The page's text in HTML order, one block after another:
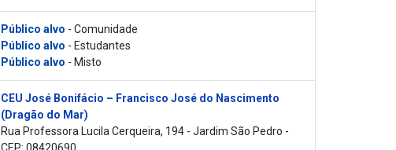
Público alvo - Comunidade
Público alvo - Estudantes
Público alvo - Misto
CEU José Bonifácio – Francisco José do Nascimento
(Dragão do Mar)
Rua Professora Lucila Cerqueira, 194 - Jardim São Pedro -